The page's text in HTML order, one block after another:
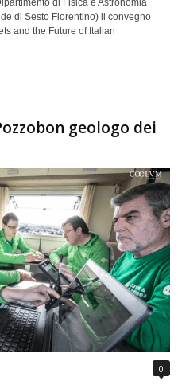
di Fisica e Astronomia
di Sesto Fiorentino) il convegno
and the Future of Italian
geologo dei
0